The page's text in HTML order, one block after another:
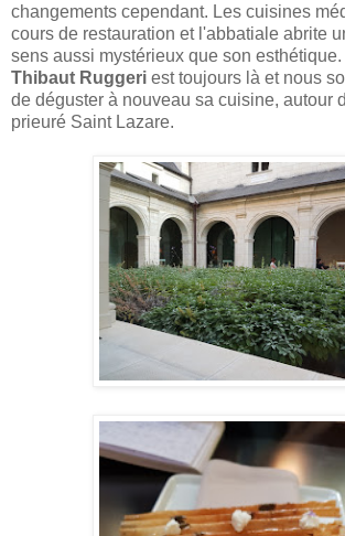
changements cependant. Les cuisines
cours de restauration et l'abbatiale abrite
sens aussi mystérieux que son
Thibaut Ruggeri est toujours là et nous
de déguster à nouveau sa cuisine, autour
prieuré Saint Lazare.